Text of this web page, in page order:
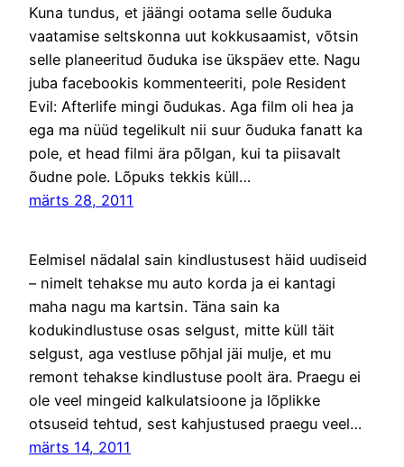
Kuna tundus, et jäängi ootama selle õuduka
vaatamise seltskonna uut kokkusaamist, võtsin
selle planeeritud õuduka ise ükspäev ette. Nagu
juba facebookis kommenteeriti, pole Resident
Evil: Afterlife mingi õudukas. Aga film oli hea ja
ega ma nüüd tegelikult nii suur õuduka fanatt ka
pole, et head filmi ära põlgan, kui ta piisavalt
õudne pole. Lõpuks tekkis küll…
märts 28, 2011
Eelmisel nädalal sain kindlustusest häid uudiseid
– nimelt tehakse mu auto korda ja ei kantagi
maha nagu ma kartsin. Täna sain ka
kodukindlustuse osas selgust, mitte küll täit
selgust, aga vestluse põhjal jäi mulje, et mu
remont tehakse kindlustuse poolt ära. Praegu ei
ole veel mingeid kalkulatsioone ja lõplikke
otsuseid tehtud, sest kahjustused praegu veel…
märts 14, 2011